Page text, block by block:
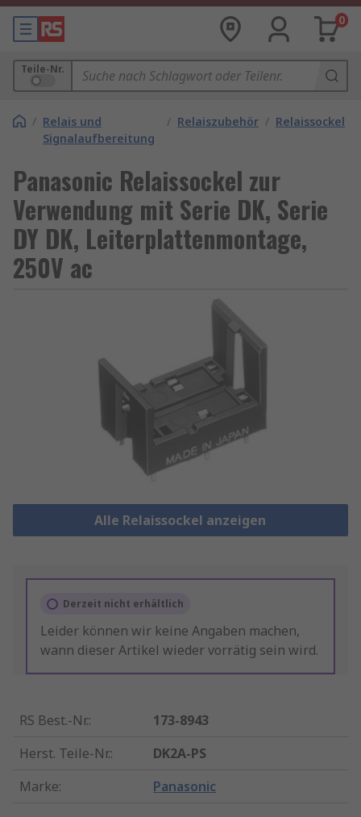
0
Teile-Nr.
/ Relais und
Signalaufbereitung
/ Relaiszubehör / Relaissockel
Panasonic Relaissockel zur
Verwendung mit Serie DK, Serie
DY DK, Leiterplattenmontage,
250V ac
Alle Relaissockel anzeigen
Derzeit nicht erhältlich
Leider können wir keine Angaben machen,
wann dieser Artikel wieder vorrätig sein wird.
RS Best.-Nr.:
173-8943
Herst. Teile-Nr.:
DK2A-PS
Marke: Panasonic